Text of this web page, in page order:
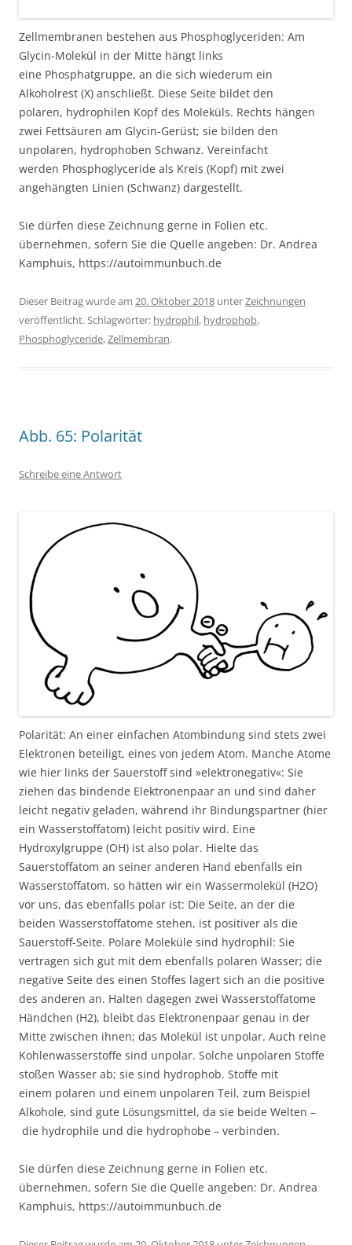
Zellmembranen bestehen aus Phosphoglyceriden: Am
Glycin-Molekül in der Mitte hängt links
eine Phosphatgruppe, an die sich wiederum ein
Alkoholrest (X) anschließt. Diese Seite bildet den
polaren, hydrophilen Kopf des Moleküls. Rechts hängen
zwei Fettsäuren am Glycin-Gerüst; sie bilden den
unpolaren, hydrophoben Schwanz. Vereinfacht
werden Phosphoglyceride als Kreis (Kopf) mit zwei
angehängten Linien (Schwanz) dargestellt.
Sie dürfen diese Zeichnung gerne in Folien etc.
übernehmen, sofern Sie die Quelle angeben: Dr. Andrea
Kamphuis, https://autoimmunbuch.de
Dieser Beitrag wurde am 20. Oktober 2018 unterZeichnungen
veröffentlicht. Schlagwörter: hydrophil, hydrophob,
Phosphoglyceride,Zellmembran.
Abb. 65: Polarität
Schreibe eine Antwort
Polarität: An einer einfachen Atombindung sind stets zwei
Elektronen beteiligt, eines von jedem Atom. Manche Atome
wie hier links der Sauerstoff sind »elektronegativ«: Sie
ziehen das bindende Elektronenpaar an und sind daher
leicht negativ geladen, während ihr Bindungspartner (hier
ein Wasserstoffatom) leicht positiv wird. Eine
Hydroxylgruppe (OH) ist also polar. Hielte das
Sauerstoffatom an seiner anderen Hand ebenfalls ein
Wasserstoffatom, so hätten wir ein Wassermolekül (H2O)
vor uns, das ebenfalls polar ist: Die Seite, an der die
beiden Wasserstoffatome stehen, ist positiver als die
Sauerstoff-Seite. Polare Moleküle sind hydrophil: Sie
vertragen sich gut mit dem ebenfalls polaren Wasser; die
negative Seite des einen Stoffes lagert sich an die positive
des anderen an. Halten dagegen zwei Wasserstoffatome
Händchen (H2), bleibt das Elektronenpaar genau in der
Mitte zwischen ihnen; das Molekül ist unpolar. Auch reine
Kohlenwasserstoffe sind unpolar. Solche unpolaren Stoffe
stoßen Wasser ab; sie sind hydrophob. Stoffe mit
einem polaren und einem unpolaren Teil, zum Beispiel
Alkohole, sind gute Lösungsmittel, da sie beide Welten –
die hydrophile und die hydrophobe – verbinden.
Sie dürfen diese Zeichnung gerne in Folien etc.
übernehmen, sofern Sie die Quelle angeben: Dr. Andrea
Kamphuis, https://autoimmunbuch.de